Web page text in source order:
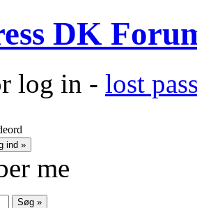
DK
log in - lost
me